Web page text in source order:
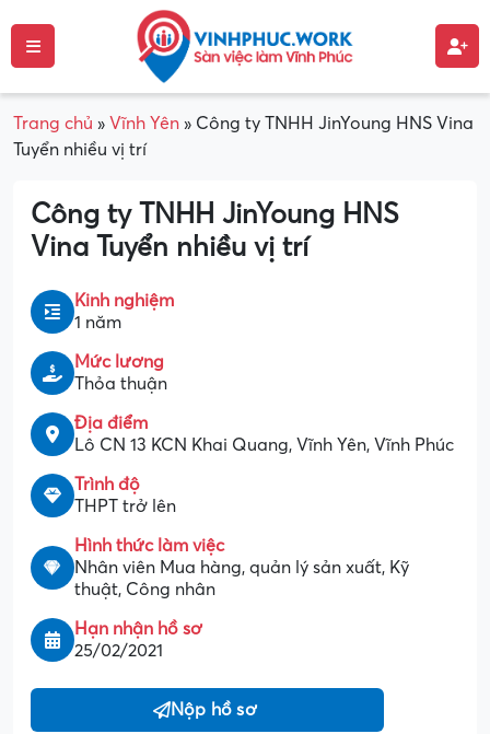
Trang chủ » Vĩnh Yên » Công ty TNHH JinYoung HNS Vina
Tuyển nhiều vị trí
Công ty TNHH JinYoung HNS
Vina Tuyển nhiều vị trí
Kinh nghiệm
1 năm
Mức lương
Thỏa thuận
Địa điểm
Lô CN 13 KCN Khai Quang, Vĩnh Yên, Vĩnh Phúc
Trình độ
THPT trở lên
Hình thức làm việc
Nhân viên Mua hàng, quản lý sản xuất, Kỹ
thuật, Công nhân
Hạn nhận hồ sơ
25/02/2021
Nộp hồ sơ